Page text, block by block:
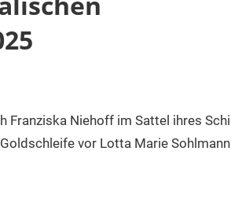
Franziska Niehoff im Sattel ihres
vor Lotta Marie